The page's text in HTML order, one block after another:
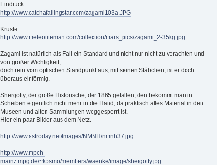
Eindruck:
http://www.catchafallingstar.com/zagami103a.JPG
Kruste:
http://www.meteoriteman.com/collection/mars_pics/zagami_2-35kg.jpg
Zagami ist natürlich als Fall ein Standard und nicht nur nicht zu verachten und
von großer Wichtigkeit,
doch rein vom optischen Standpunkt aus, mit seinen Stäbchen, ist er doch
überaus einförmig.
Shergotty, der große Historische, der 1865 gefallen, den bekommt man in
Scheiben eigentlich nicht mehr in die Hand, da praktisch alles Material in den
Museen und alten Sammlungen weggesperrt ist.
Hier ein paar Bilder aus dem Netz.
http://www.astroday.net/Images/NMNH/nmnh37.jpg
http://www.mpch-
mainz.mpg.de/~kosmo/members/waenke/image/shergotty.jpg